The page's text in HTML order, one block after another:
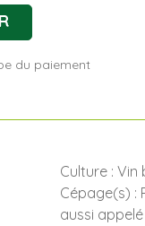
du paiement
Culture : Vin
Cépage(s) :
aussi